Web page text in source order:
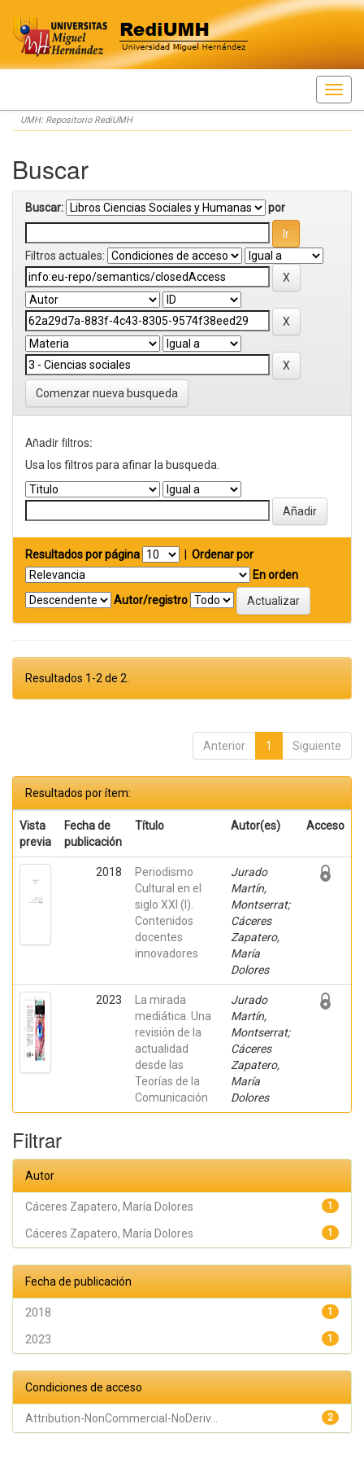
Skip
navigation
UMH: Repositorio RediUMH
Buscar
Buscar: por
Filtros actuales:
Comenzar nueva busqueda
Añadir filtros:
Usa los filtros para afinar la busqueda.
Resultados por página
Ordenar por
En orden
Autor/registro
Resultados 1-2 de 2.
Anterior 1 Siguiente
Resultados por ítem:
Vista
previa
Fecha de
publicación
Título Autor(es) Acceso
2018
Periodismo
Cultural en el
siglo XXI (I).
Contenidos
docentes
innovadores
Jurado
Martín,
Montserrat;
Cáceres
Zapatero,
María
Dolores
2023
La mirada
mediática. Una
revisión de la
actualidad
desde las
Teorías de la
Comunicación
Jurado
Martín,
Montserrat;
Cáceres
Zapatero,
María
Dolores
Filtrar
Autor
1
Cáceres Zapatero, María Dolores
1
Cáceres Zapatero, María Dolores
Fecha de publicación
1
2018
1
2023
Condiciones de acceso
2
Attribution-NonCommercial-NoDeriv...